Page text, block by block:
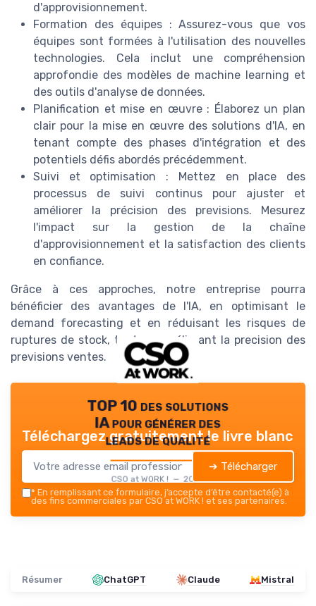
d'approvisionnement.
Formation des équipes : Assurez-vous que vos
équipes sont formées à l'utilisation des nouvelles
technologies. Cela inclut une compréhension
approfondie des modèles de machine learning et
des outils d'analyse de données.
Planification et mise en œuvre : Élaborez un plan
clair pour la mise en œuvre des solutions d'IA, en
tenant compte des phases d'intégration et des
potentiels défis abordés précédemment.
Suivi et optimisation : Mettez en place des
processus de suivi continus pour ajuster et
améliorer la précision des previsions. Mesurez
l'impact sur la gestion de la chaîne
d'approvisionnement et la satisfaction des clients
en confiance.
Grâce à ces approches, notre entreprise pourra
bénéficier des avantages de l'IA, en optimisant le
demand forecasting et en réduisant les risques de
ruptures de stock, tout en améliorant la precision des
previsions ventes.
TOP 10 des solutions
IA pour générer des
leads de qualité
CSO at WORK ! — 2026
Téléchargez gratuitement le livre blanc
➔ Télécharger
* En remplissant ce formulaire, j’accepte d’être contacté(e) à
des fins commerciales par CSO at WORK ! et ses partenaires.
Résumer ChatGPT Claude Mistral